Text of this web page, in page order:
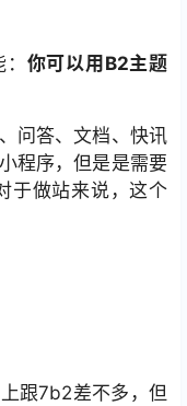
你可以用B2主题
问答、文档、快讯
程序，但是是需要
于做站来说，这个
跟7b2差不多，但